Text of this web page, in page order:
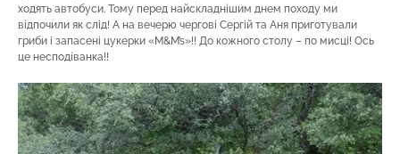
ходять автобуси. Тому перед найскладнішим днем походу ми
відпочили як слід! А на вечерю чергові Сергій та Аня приготували
гриби і запасені цукерки «M&M’s»!! До кожного столу – по мисці! Ось
це несподіванка!!